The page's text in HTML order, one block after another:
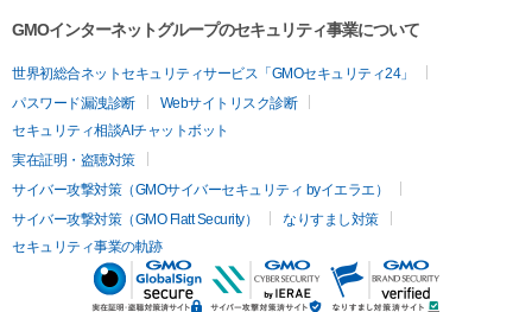
GMOインターネットグループのセキュリティ事業について
世界初総合ネットセキュリティサービス「GMOセキュリティ24」
パスワード漏洩診断
Webサイトリスク診断
セキュリティ相談AIチャットボット
実在証明・盗聴対策
サイバー攻撃対策（GMOサイバーセキュリティ byイエラエ）
サイバー攻撃対策（GMO Flatt Security）
なりすまし対策
セキュリティ事業の軌跡